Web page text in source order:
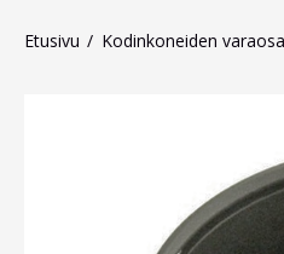
Etusivu Kodinkoneiden